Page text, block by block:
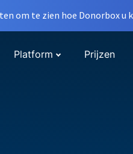
om te zien hoe Donorbox
Platform Prijzen